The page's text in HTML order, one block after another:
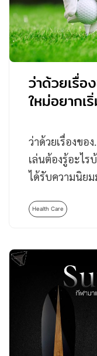
ว่าด้วยเรื่
ใหม่อยากเ
ว่าด้วยเรื่องขอ
เล่นต้องรู้อะไ
ได้รับความนิย
Health Care